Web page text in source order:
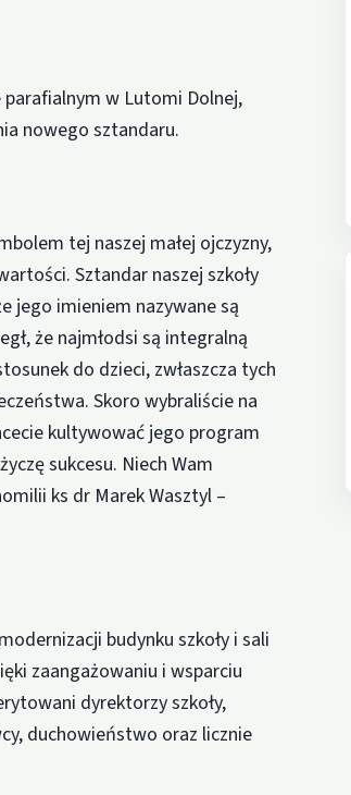
parafialnym w Lutomi Dolnej,
nowego sztandaru.
tej naszej małej ojczyzny,
Sztandar naszej szkoły
jego imieniem nazywane są
że najmłodsi są integralną
do dzieci, zwłaszcza tych
Skoro wybraliście na
kultywować jego program
sukcesu. Niech Wam
ks dr Marek Wasztyl –
budynku szkoły i sali
zaangażowaniu i wsparciu
dyrektorzy szkoły,
duchowieństwo oraz licznie